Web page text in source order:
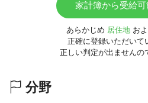
家計簿から受給
あらかじめ 居住地 お
正確に登録いただいて
正しい判定が出ませんの
分野